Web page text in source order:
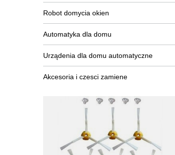
Robot domycia okien
Automatyka dla domu
Urządenia dla domu automatyczne
Akcesoria i czesci zamiene